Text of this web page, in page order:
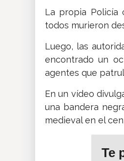
La propia Policía
todos murieron
Luego, las
encontrado un
agentes que
En un vídeo
una bandera
medieval en el
Te